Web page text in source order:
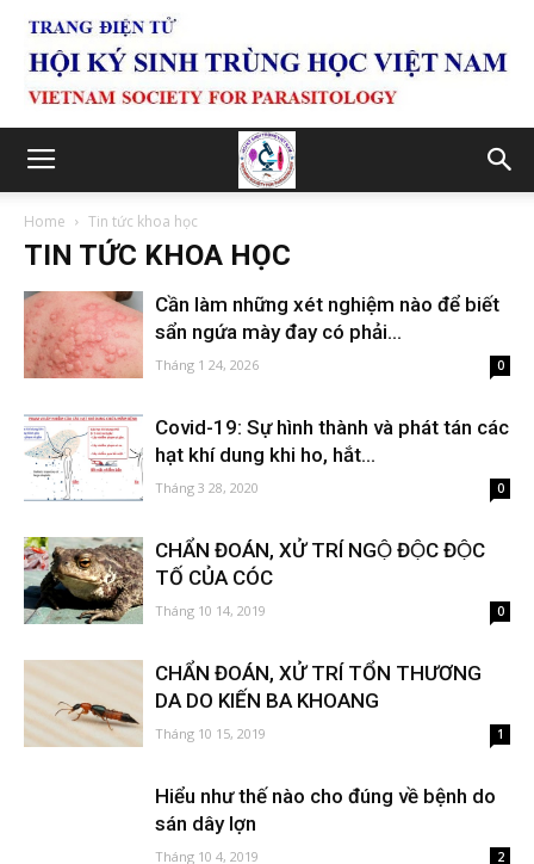
Home Tin tức khoa học
TIN TỨC KHOA HỌC
Cần làm những xét nghiệm nào để biết
sẩn ngứa mày đay có phải...
Tháng 1 24, 2026 0
Covid-19: Sự hình thành và phát tán các
hạt khí dung khi ho, hắt...
Tháng 3 28, 2020 0
CHẨN ĐOÁN, XỬ TRÍ NGỘ ĐỘC ĐỘC
TỐ CỦA CÓC
Tháng 10 14, 2019 0
CHẨN ĐOÁN, XỬ TRÍ TỔN THƯƠNG
DA DO KIẾN BA KHOANG
Tháng 10 15, 2019 1
Hiểu như thế nào cho đúng về bệnh do
sán dây lợn
Tháng 10 4, 2019 2